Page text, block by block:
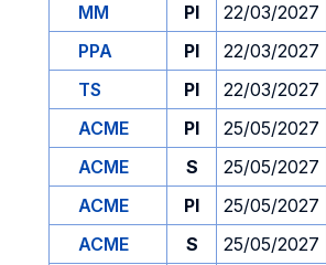
MM
PI 22/03/2027
PPA
PI 22/03/2027
TS
PI 22/03/2027
ACME
PI 25/05/2027
ACME
S 25/05/2027
ACME
PI 25/05/2027
ACME
S 25/05/2027